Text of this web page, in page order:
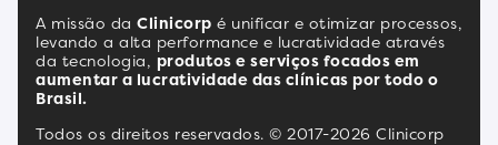
A missão da Clinicorp é unificar e otimizar processos,
levando a alta performance e lucratividade através
da tecnologia, produtos e serviços focados em
aumentar a lucratividade das clínicas por todo o
Brasil.
Todos os direitos reservados. © 2017-2026 Clinicorp